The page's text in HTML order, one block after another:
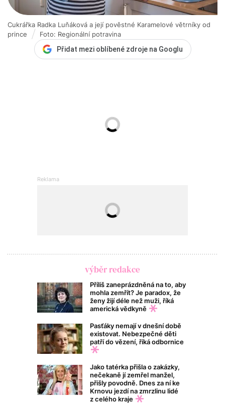
Cukrářka Radka Luňáková a její pověstné Karamelové větrníky od
prince
Foto: Regionální potravina
Přidat mezi oblíbené zdroje na Googlu
výběr redakce
Příliš zaneprázdněná na to, aby
mohla zemřít? Je paradox, že
ženy žijí déle než muži, říká
americká vědkyně
Pasťáky nemají v dnešní době
existovat. Nebezpečné děti
patří do vězení, říká odbornice
Jako tatérka přišla o zakázky,
nečekaně jí zemřel manžel,
přišly povodně. Dnes za ní ke
Krnovu jezdí na zmrzlinu lidé
z celého kraje